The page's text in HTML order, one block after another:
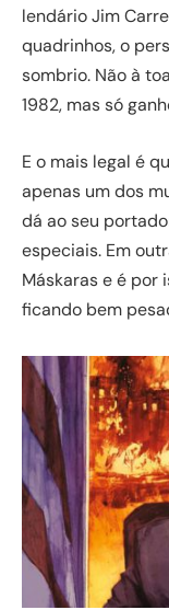
lendário Jim
quadrinhos, o
sombrio. Não à
1982, mas só
E o mais legal é
apenas um dos
dá ao seu
especiais. Em
Máskaras e é por
ficando bem